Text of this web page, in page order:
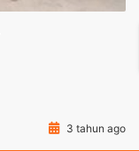
3 tahun ago